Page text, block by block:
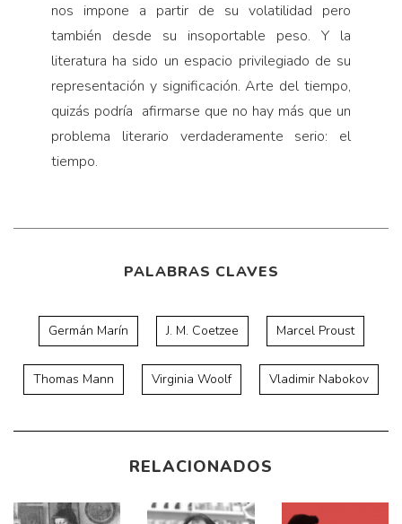
nos impone a partir de su volatilidad pero
también desde su insoportable peso. Y la
literatura ha sido un espacio privilegiado de su
representación y significación. Arte del tiempo,
quizás podría afirmarse que no hay más que un
problema literario verdaderamente serio: el
tiempo.
PALABRAS CLAVES
Germán Marín J. M. Coetzee Marcel Proust
Thomas Mann Virginia Woolf Vladimir Nabokov
RELACIONADOS